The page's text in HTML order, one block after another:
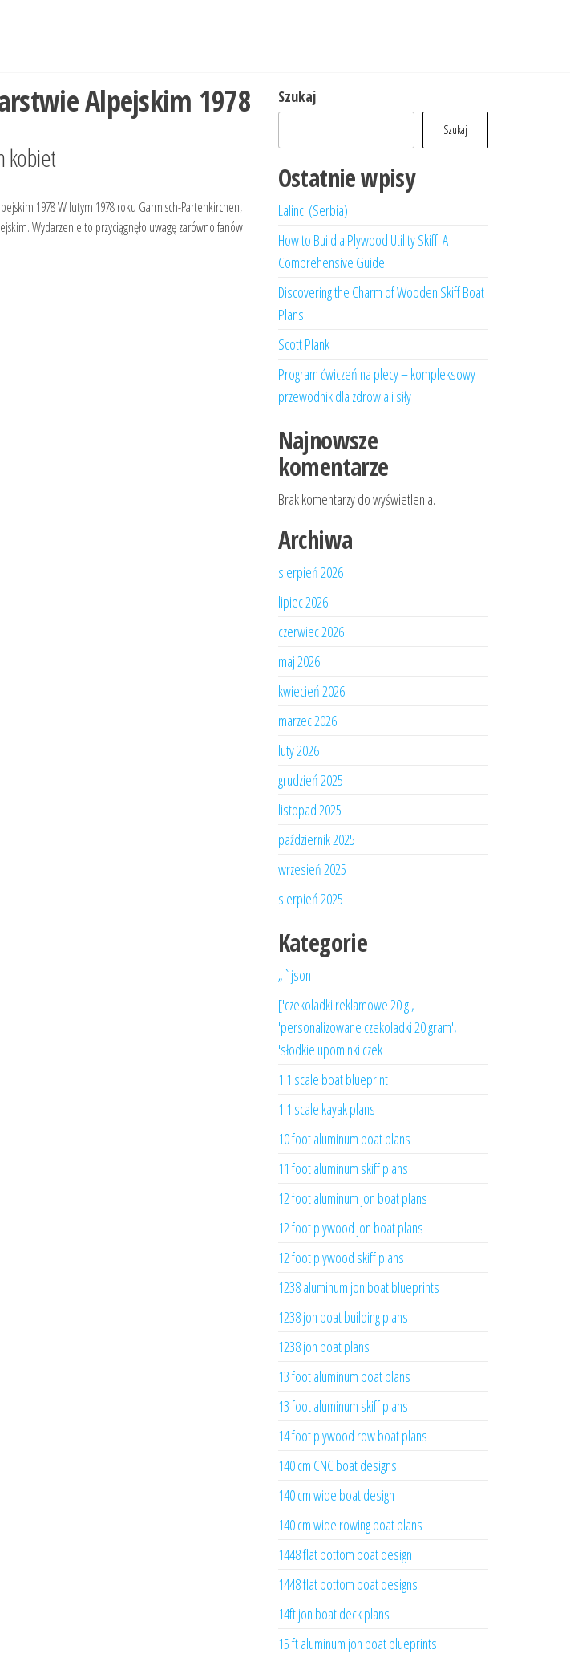
Alpejskim 1978
kobiet
1978 W lutym 1978 roku Garmisch-Partenkirchen,
Wydarzenie to przyciągnęło uwagę zarówno fanów
Szukaj
Szukaj
Ostatnie wpisy
Lalinci (Serbia)
How to Build a Plywood Utility Skiff: A
Comprehensive Guide
Discovering the Charm of Wooden Skiff Boat
Plans
Scott Plank
Program ćwiczeń na plecy – kompleksowy
przewodnik dla zdrowia i siły
Najnowsze
komentarze
Brak komentarzy do wyświetlenia.
Archiwa
sierpień 2026
lipiec 2026
czerwiec 2026
maj 2026
kwiecień 2026
marzec 2026
luty 2026
grudzień 2025
listopad 2025
październik 2025
wrzesień 2025
sierpień 2025
Kategorie
„`json
['czekoladki reklamowe 20 g',
'personalizowane czekoladki 20 gram',
'słodkie upominki czek
1 1 scale boat blueprint
1 1 scale kayak plans
10 foot aluminum boat plans
11 foot aluminum skiff plans
12 foot aluminum jon boat plans
12 foot plywood jon boat plans
12 foot plywood skiff plans
1238 aluminum jon boat blueprints
1238 jon boat building plans
1238 jon boat plans
13 foot aluminum boat plans
13 foot aluminum skiff plans
14 foot plywood row boat plans
140 cm CNC boat designs
140 cm wide boat design
140 cm wide rowing boat plans
1448 flat bottom boat design
1448 flat bottom boat designs
14ft jon boat deck plans
15 ft aluminum jon boat blueprints